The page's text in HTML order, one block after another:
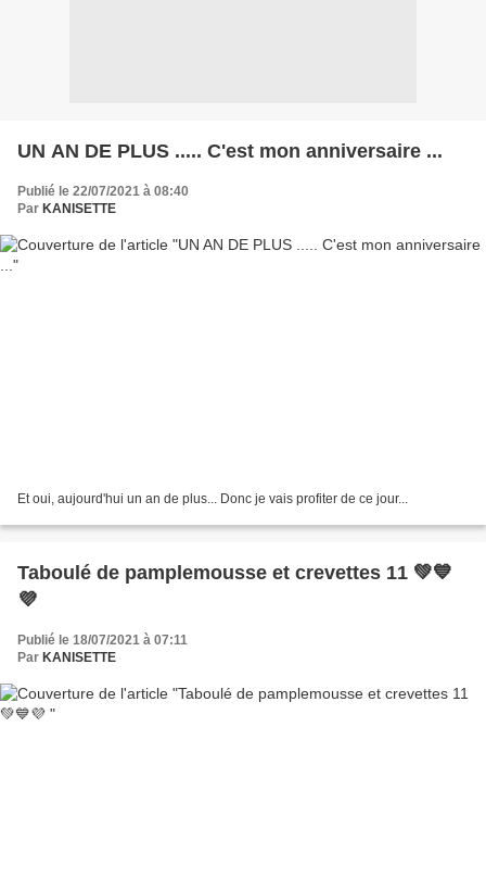
UN AN DE PLUS ..... C'est mon anniversaire ...
Publié le 22/07/2021 à 08:40
Par KANISETTE
Et oui, aujourd'hui un an de plus... Donc je vais profiter de ce jour...
Taboulé de pamplemousse et crevettes 11 💚💙
💜
Publié le 18/07/2021 à 07:11
Par KANISETTE